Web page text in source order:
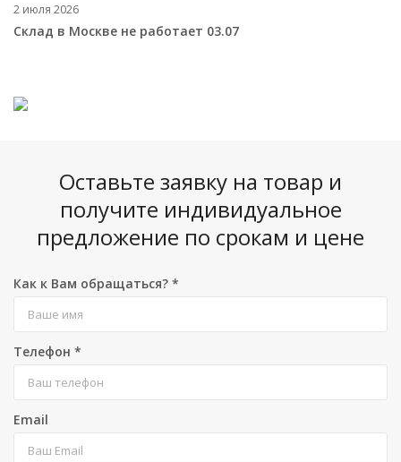
2 июля 2026
Склад в Москве не работает 03.07
Оставьте заявку на товар и
получите индивидуальное
предложение по срокам и цене
Как к Вам обращаться? *
Телефон *
Email